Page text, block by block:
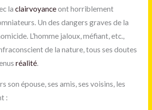
la clairvoyanceont horriblement
Un des dangers graves de la
L’homme jaloux, méfiant, etc.,
de la nature, tous ses doutes
réalité.
son épouse, ses amis, ses voisins, les
: